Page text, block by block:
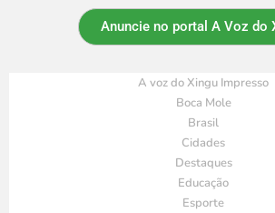
Anuncie no portal A Voz do
A voz do Xingu Impresso
Boca Mole
Brasil
Cidades
Destaques
Educação
Esporte